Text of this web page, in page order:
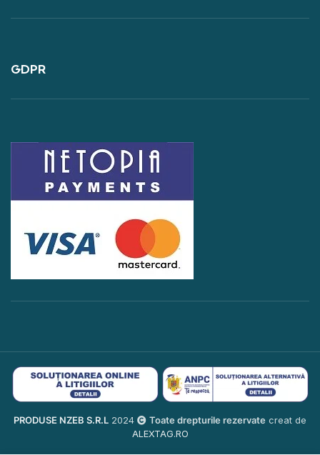
GDPR
PRODUSE NZEB S.R.L 2024 Toate drepturile rezervate creat de
ALEXTAG.RO